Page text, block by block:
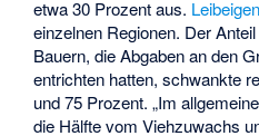
etwa 30 Prozent aus.
einzelnen Regionen. Der
Bauern, die Abgaben an den
entrichten hatten, schwankte
und 75 Prozent. „Im
die Hälfte vom Viehzuwachs